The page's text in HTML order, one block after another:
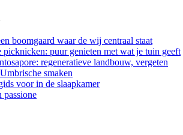
boomgaard waar de wij centraal staat
picknicken: puur genieten met wat je tuin geeft
regeneratieve landbouw, vergeten
smaken
voor in de slaapkamer
passione